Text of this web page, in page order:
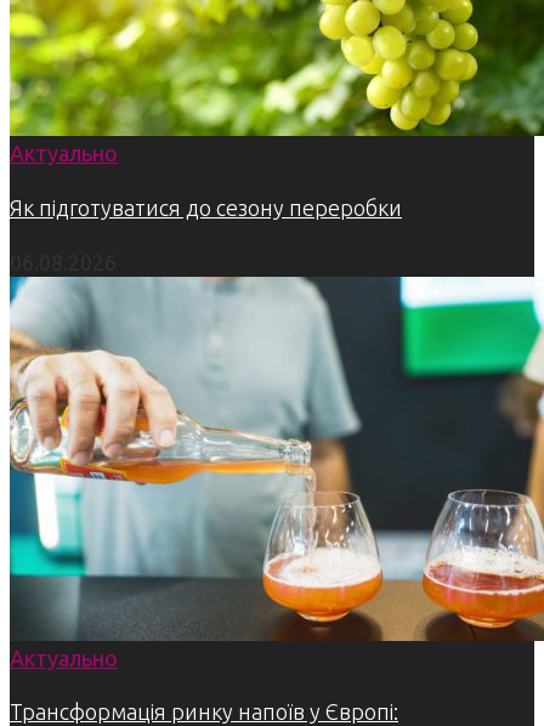
Актуально
Як підготуватися до сезону переробки
Актуально
Трансформація ринку напоїв у Європі: